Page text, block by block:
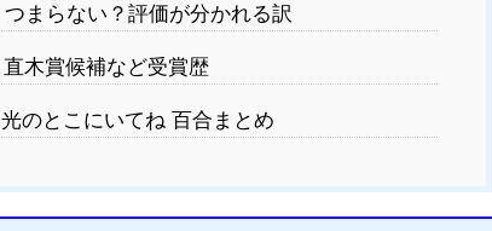
つまらない？評価が分かれる訳
直木賞候補など受賞歴
光のとこにいてね 百合まとめ